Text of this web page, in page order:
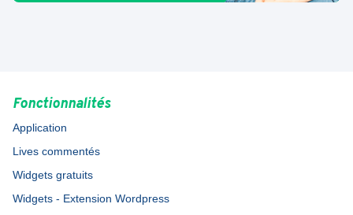
Fonctionnalités
Application
Lives commentés
Widgets gratuits
Widgets - Extension Wordpress